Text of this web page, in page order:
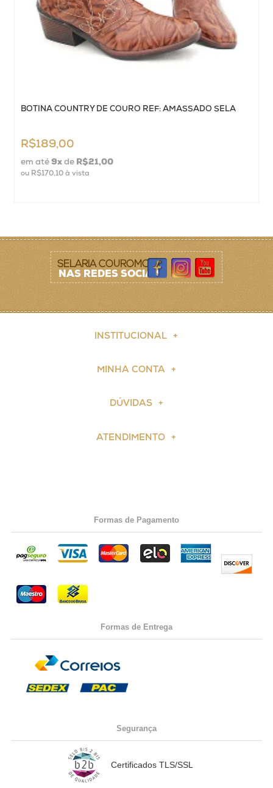
BOTINA COUNTRY DE COURO REF: AMASSADO SELA
R$189,00
em até 9xde R$21,00
ou R$170,10à vista
SELARIA COUROMODA
NAS REDES SOCIAIS
INSTITUCIONAL
MINHA CONTA
DÚVIDAS
ATENDIMENTO
Formas de Pagamento
Formas de Entrega
Segurança
Certificados TLS/SSL